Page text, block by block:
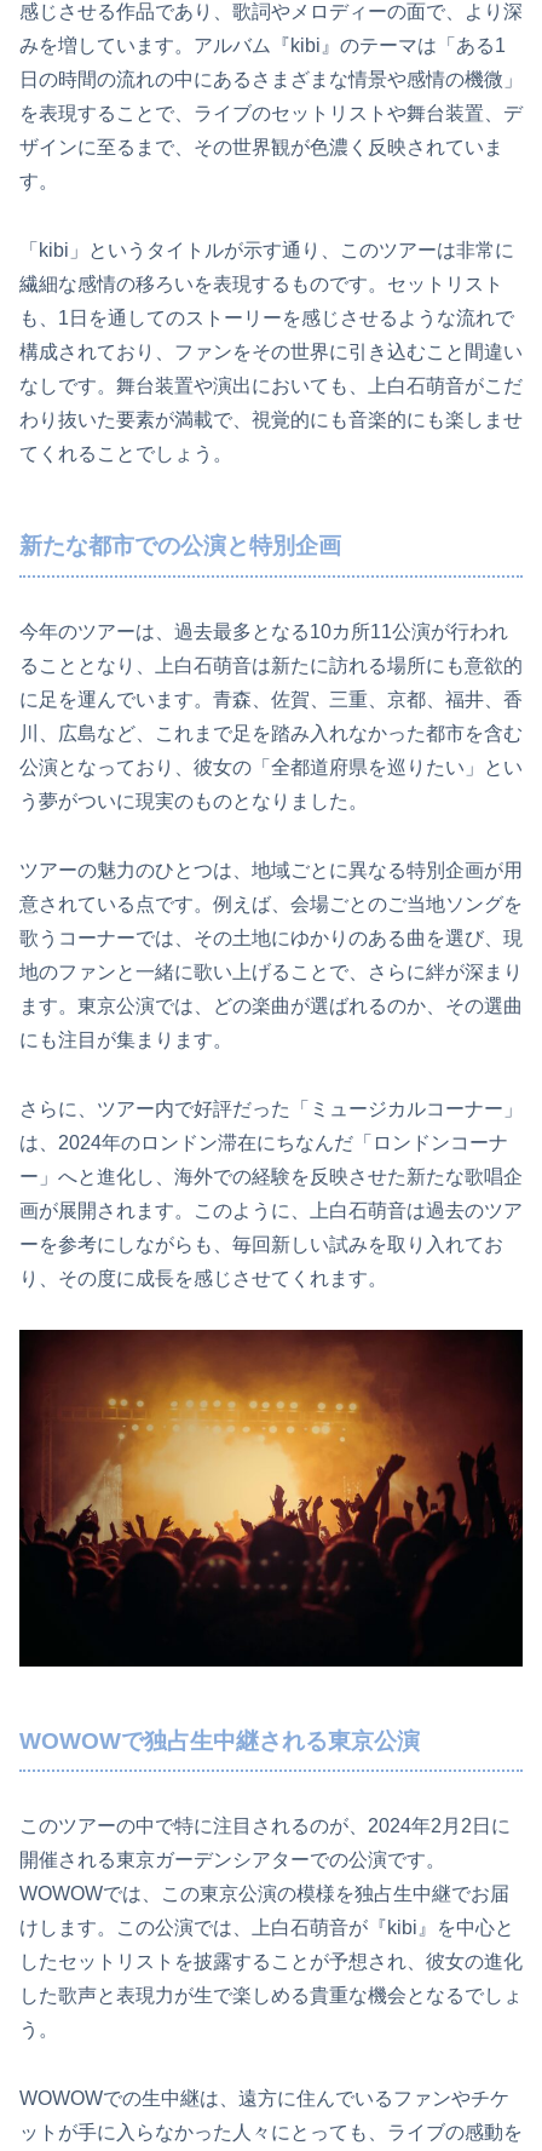
感じさせる作品であり、歌詞やメロディーの面で、より深
みを増しています。アルバム『kibi』のテーマは「ある1
日の時間の流れの中にあるさまざまな情景や感情の機微」
を表現することで、ライブのセットリストや舞台装置、デ
ザインに至るまで、その世界観が色濃く反映されていま
す。
「kibi」というタイトルが示す通り、このツアーは非常に
繊細な感情の移ろいを表現するものです。セットリスト
も、1日を通してのストーリーを感じさせるような流れで
構成されており、ファンをその世界に引き込むこと間違い
なしです。舞台装置や演出においても、上白石萌音がこだ
わり抜いた要素が満載で、視覚的にも音楽的にも楽しませ
てくれることでしょう。
新たな都市での公演と特別企画
今年のツアーは、過去最多となる10カ所11公演が行われ
ることとなり、上白石萌音は新たに訪れる場所にも意欲的
に足を運んでいます。青森、佐賀、三重、京都、福井、香
川、広島など、これまで足を踏み入れなかった都市を含む
公演となっており、彼女の「全都道府県を巡りたい」とい
う夢がついに現実のものとなりました。
ツアーの魅力のひとつは、地域ごとに異なる特別企画が用
意されている点です。例えば、会場ごとのご当地ソングを
歌うコーナーでは、その土地にゆかりのある曲を選び、現
地のファンと一緒に歌い上げることで、さらに絆が深まり
ます。東京公演では、どの楽曲が選ばれるのか、その選曲
にも注目が集まります。
さらに、ツアー内で好評だった「ミュージカルコーナー」
は、2024年のロンドン滞在にちなんだ「ロンドンコーナ
ー」へと進化し、海外での経験を反映させた新たな歌唱企
画が展開されます。このように、上白石萌音は過去のツア
ーを参考にしながらも、毎回新しい試みを取り入れてお
り、その度に成長を感じさせてくれます。
WOWOWで独占生中継される東京公演
このツアーの中で特に注目されるのが、2024年2月2日に
開催される東京ガーデンシアターでの公演です。
WOWOWでは、この東京公演の模様を独占生中継でお届
けします。この公演では、上白石萌音が『kibi』を中心と
したセットリストを披露することが予想され、彼女の進化
した歌声と表現力が生で楽しめる貴重な機会となるでしょ
う。
WOWOWでの生中継は、遠方に住んでいるファンやチケ
ットが手に入らなかった人々にとっても、ライブの感動を